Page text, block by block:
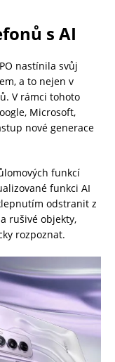
s AI
nastínila svůj
a to nejen v
V rámci tohoto
Microsoft,
nové generace
funkcí
funkci AI
odstranit z
rušivé objekty,
rozpoznat.